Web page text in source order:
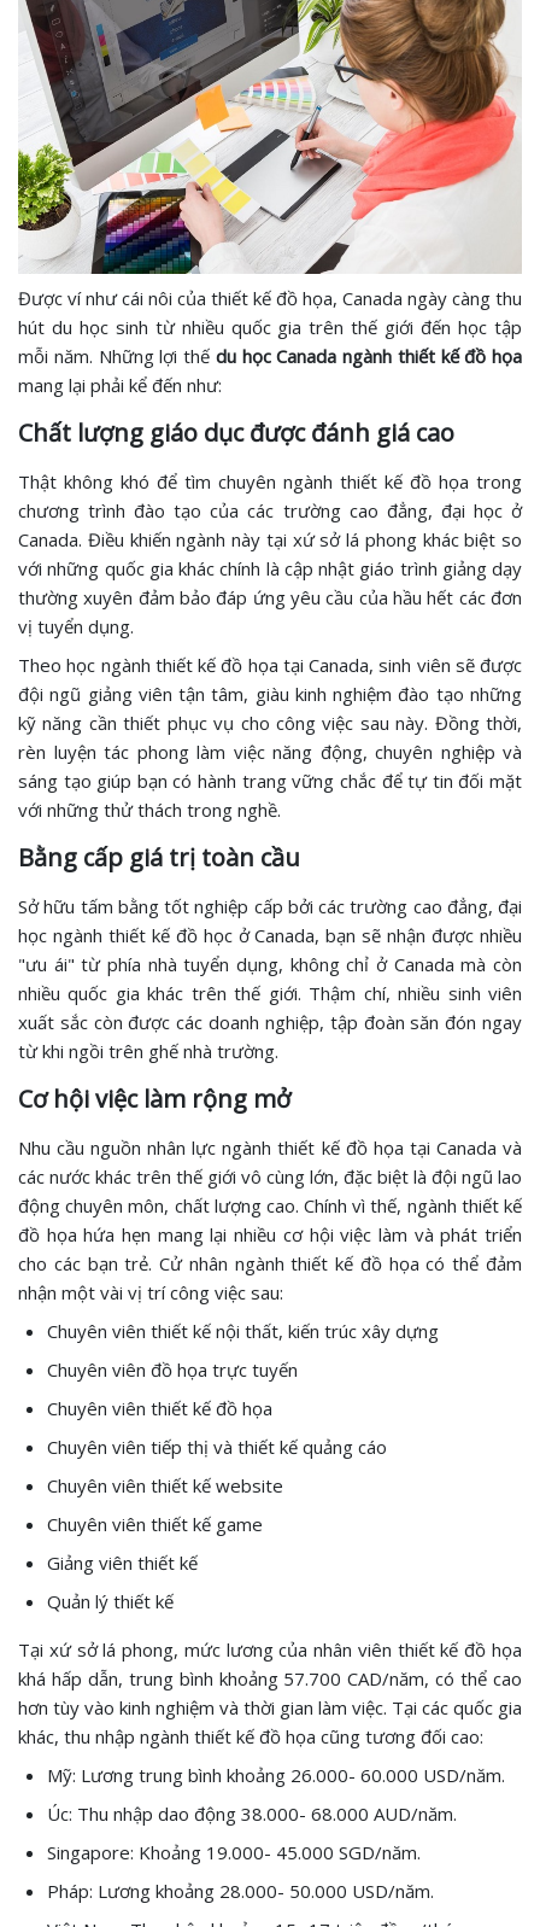
Được ví như cái nôi của thiết kế đồ họa, Canada ngày càng thu
hút du học sinh từ nhiều quốc gia trên thế giới đến học tập
mỗi năm. Những lợi thế du học Canada ngành thiết kế đồ họa
mang lại phải kể đến như:
Chất lượng giáo dục được đánh giá cao
Thật không khó để tìm chuyên ngành thiết kế đồ họa trong
chương trình đào tạo của các trường cao đẳng, đại học ở
Canada. Điều khiến ngành này tại xứ sở lá phong khác biệt so
với những quốc gia khác chính là cập nhật giáo trình giảng dạy
thường xuyên đảm bảo đáp ứng yêu cầu của hầu hết các đơn
vị tuyển dụng.
Theo học ngành thiết kế đồ họa tại Canada, sinh viên sẽ được
đội ngũ giảng viên tận tâm, giàu kinh nghiệm đào tạo những
kỹ năng cần thiết phục vụ cho công việc sau này. Đồng thời,
rèn luyện tác phong làm việc năng động, chuyên nghiệp và
sáng tạo giúp bạn có hành trang vững chắc để tự tin đối mặt
với những thử thách trong nghề.
Bằng cấp giá trị toàn cầu
Sở hữu tấm bằng tốt nghiệp cấp bởi các trường cao đẳng, đại
học ngành thiết kế đồ học ở Canada, bạn sẽ nhận được nhiều
"ưu ái" từ phía nhà tuyển dụng, không chỉ ở Canada mà còn
nhiều quốc gia khác trên thế giới. Thậm chí, nhiều sinh viên
xuất sắc còn được các doanh nghiệp, tập đoàn săn đón ngay
từ khi ngồi trên ghế nhà trường.
Cơ hội việc làm rộng mở
Nhu cầu nguồn nhân lực ngành thiết kế đồ họa tại Canada và
các nước khác trên thế giới vô cùng lớn, đặc biệt là đội ngũ lao
động chuyên môn, chất lượng cao. Chính vì thế, ngành thiết kế
đồ họa hứa hẹn mang lại nhiều cơ hội việc làm và phát triển
cho các bạn trẻ. Cử nhân ngành thiết kế đồ họa có thể đảm
nhận một vài vị trí công việc sau:
Chuyên viên thiết kế nội thất, kiến trúc xây dựng
Chuyên viên đồ họa trực tuyến
Chuyên viên thiết kế đồ họa
Chuyên viên tiếp thị và thiết kế quảng cáo
Chuyên viên thiết kế website
Chuyên viên thiết kế game
Giảng viên thiết kế
Quản lý thiết kế
Tại xứ sở lá phong, mức lương của nhân viên thiết kế đồ họa
khá hấp dẫn, trung bình khoảng 57.700 CAD/năm, có thể cao
hơn tùy vào kinh nghiệm và thời gian làm việc. Tại các quốc gia
khác, thu nhập ngành thiết kế đồ họa cũng tương đối cao:
Mỹ: Lương trung bình khoảng 26.000- 60.000 USD/năm.
Úc: Thu nhập dao động 38.000- 68.000 AUD/năm.
Singapore: Khoảng 19.000- 45.000 SGD/năm.
Pháp: Lương khoảng 28.000- 50.000 USD/năm.